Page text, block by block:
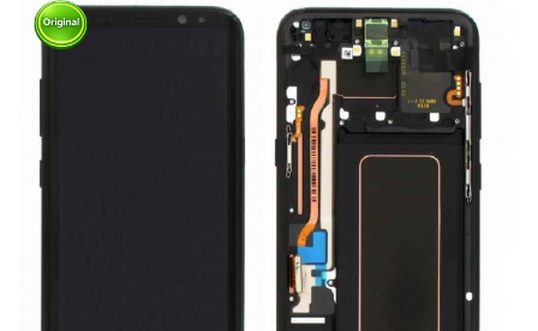
Ecrane Nokia
Ecrane Oppo / Realme
Ecrane Vivo